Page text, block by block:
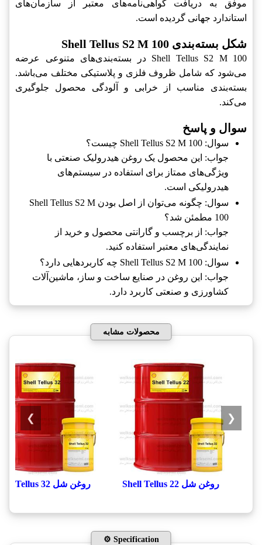
موفق به دریافت گواهی‌نامه‌های معتبر از سازمان‌های
استاندارد جهانی گردیده است.
شکل بسته‌بندی Shell Tellus S2 M 100
Shell Tellus S2 M 100‎ در بسته‌بندی‌های متنوعی عرضه
می‌شود که شامل ظروف فلزی و پلاستیکی مختلف می‌باشد.
بسته‌بندی مناسب از خرابی و آلودگی محصول جلوگیری
می‌کند.
سوال و پاسخ
سوال: Shell Tellus S2 M 100‎ چیست؟
جواب: این محصول یک روغن هیدرولیک صنعتی با
ویژگی‌های ممتاز برای استفاده در سیستم‌های
هیدرولیکی است.
سوال: چگونه می‌توان از اصل بودن Shell Tellus S2 M
100‎ مطمئن شد؟
جواب: از برچسب و گارانتی محصول و خرید از
نمایندگی‌های معتبر استفاده کنید.
سوال: Shell Tellus S2 M 100‎ چه کاربردهایی دارد؟
جواب: این روغن در صنایع ساخت و ساز، ماشین‌آلات
کشاورزی و صنعتی کاربرد دارد.
محصولات مشابه
روغن شل Shell Tellus 22 روغن شل Shell Tellus 32
❮
❯
⚙️ Specification